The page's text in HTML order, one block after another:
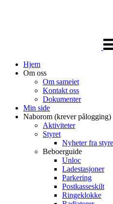
Hjem
Om oss
Om sameiet
Kontakt oss
Dokumenter
Min side
Naborom (krever pålogging)
Aktiviteter
Styret
Nyheter fra
Beboerguide
Unloc
Ladestasjoner
Parkering
Postkasseskilt
Ringeklokke